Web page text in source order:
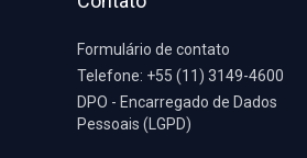
Formulário de contato
Telefone: +55 (11) 3149-4600
DPO - Encarregado de Dados
Pessoais (LGPD)